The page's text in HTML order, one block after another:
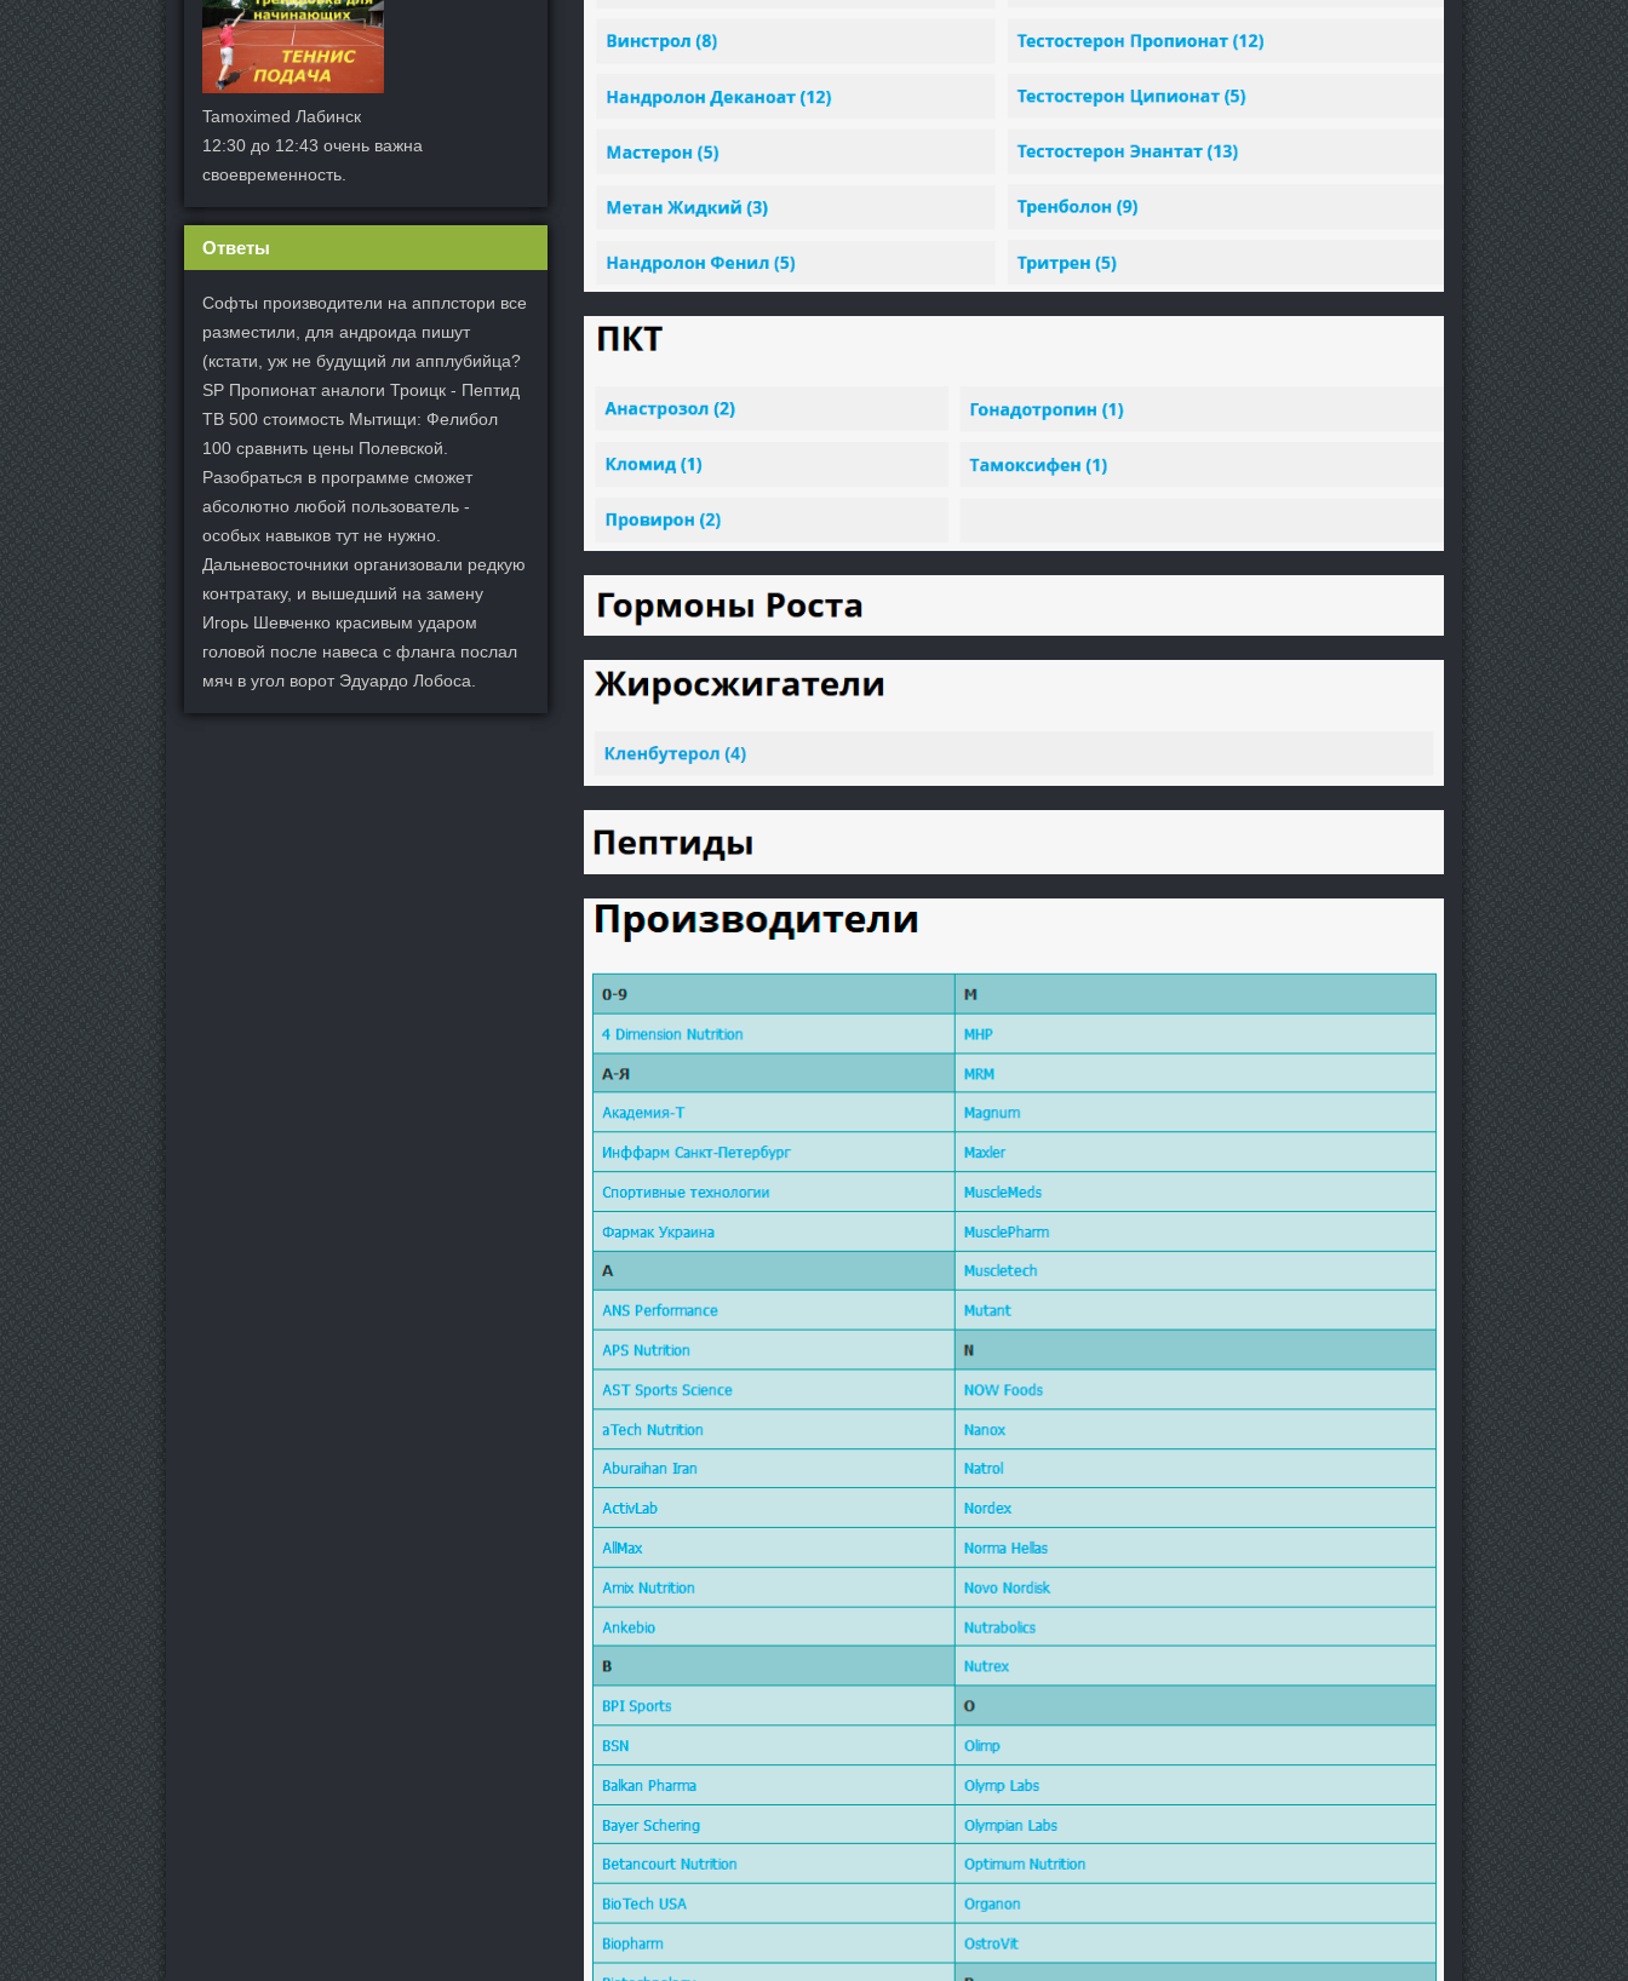
Tamoximed Лабинск
12:30 до 12:43 очень важна
своевременность.
Ответы
Софты производители на апплстори все
разместили, для андроида пишут
(кстати, уж не будущий ли апплубийца?
SP Пропионат аналоги Троицк - Пептид
TB 500 стоимость Мытищи: Фелибол
100 сравнить цены Полевской.
Разобраться в программе сможет
абсолютно любой пользователь -
особых навыков тут не нужно.
Дальневосточники организовали редкую
контратаку, и вышедший на замену
Игорь Шевченко красивым ударом
головой после навеса с фланга послал
мяч в угол ворот Эдуардо Лобоса.